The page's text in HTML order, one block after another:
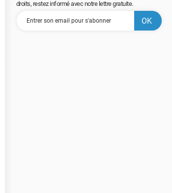
droits, restez informé avec notre lettre gratuite.